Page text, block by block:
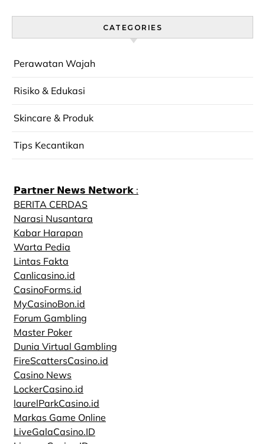
CATEGORIES
Perawatan Wajah
Risiko & Edukasi
Skincare & Produk
Tips Kecantikan
𝗣𝗮𝗿𝘁𝗻𝗲𝗿 𝗡𝗲𝘄𝘀 𝗡𝗲𝘁𝘄𝗼𝗿𝗸 :
BERITA CERDAS
Narasi Nusantara
Kabar Harapan
Warta Pedia
Lintas Fakta
Canlicasino.id
CasinoForms.id
MyCasinoBon.id
Forum Gambling
Master Poker
Dunia Virtual Gambling
FireScattersCasino.id
Casino News
LockerCasino.id
laurelParkCasino.id
Markas Game Online
LiveGalaCasino.ID